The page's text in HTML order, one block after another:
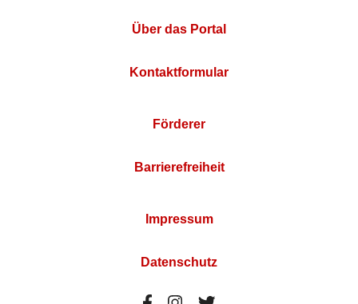
Über das Portal
Kontaktformular
Förderer
Barrierefreiheit
Impressum
Datenschutz